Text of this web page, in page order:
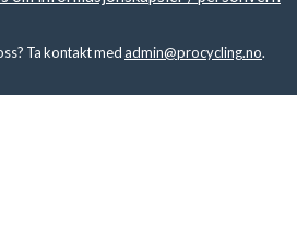
Ta kontakt medadmin@procycling.no.